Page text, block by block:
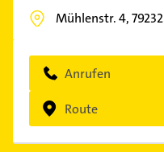
Mühlenstr. 4,79232
Anrufen
Route